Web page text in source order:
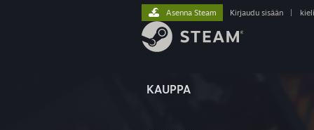
KAUPPA
Asenna Steam Kirjaudu sisään kieli